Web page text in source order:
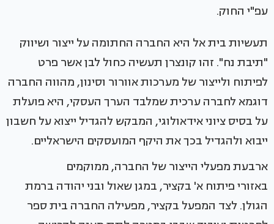
עפ"י החוק.
תעשיות בית אל היא החברה החתומה על ייצור ושיווק
"תיבת נח". זהו קונצרן תעשיה כחול לבן אשר פרט
לפיתוח ולייצור של מערכות אוורור וסינון, מהווה החברה
דוגמא לחברה ערכית שמלבד הערך העסקי, היא פועלת
על בסיס ציוני אידאולוגי, המבקש להגדיל ייצוא על חשבון
ייבוא ולהגדיל בכך את היקף המועסקים הישראליים.
ארבעת מפעלי הייצור של החברה, ממוקמים
באזורי פיתוח א' בקציר, במגן שאול ובני יהודה ברמת
הגולן. לצד המפעל בקציר, מפעילה החברה בית ספר